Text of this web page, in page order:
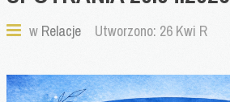
w Relacje Utworzono: 26 Kwi R